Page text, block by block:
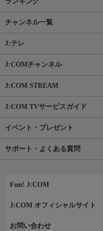
チャンネル一覧
J:テレ
J:COMチャンネル
J:COM STREAM
J:COM TVサービスガイド
イベント・プレゼント
サポート・よくある質問
Fun! J:COM
J:COM オフィシャルサイト
お問い合わせ